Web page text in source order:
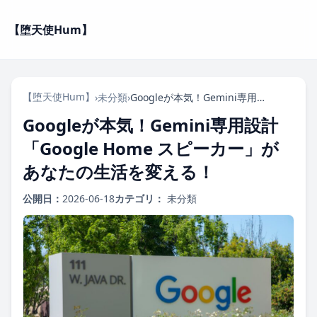
【堕天使Hum】
【堕天使Hum】 ›未分類› Googleが本気！Gemini専用設計「Google Home スピーカー」があなたの生活を変える！
Googleが本気！Gemini専用設計
「Google Home スピーカー」が
あなたの生活を変える！
公開日： 2026-06-18カテゴリ： 未分類